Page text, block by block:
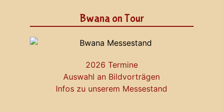
Bwana on Tour
2026 Termine
Auswahl an Bildvorträgen
Infos zu unserem Messestand